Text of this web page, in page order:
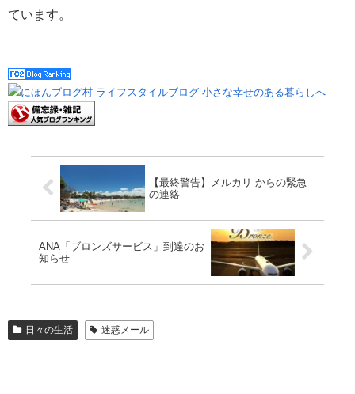
ています。
【最終警告】メルカリ からの緊急
の連絡
ANA「ブロンズサービス」到達のお
知らせ
日々の生活 迷惑メール